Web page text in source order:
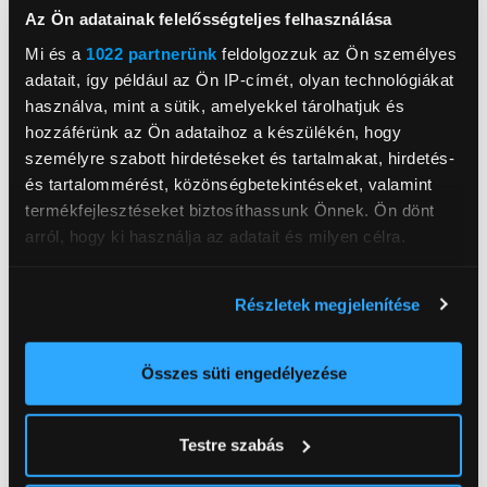
Az Ön adatainak felelősségteljes felhasználása
Mi és a 1022 partnerünk feldolgozzuk az Ön személyes
adatait, így például az Ön IP-címét, olyan technológiákat
használva, mint a sütik, amelyekkel tárolhatjuk és
hozzáférünk az Ön adataihoz a készülékén, hogy
személyre szabott hirdetéseket és tartalmakat, hirdetés-
és tartalommérést, közönségbetekintéseket, valamint
termékfejlesztéseket biztosíthassunk Önnek. Ön dönt
arról, hogy ki használja az adatait és milyen célra.
elhelyezkedéséről pár méteres pontossággal
Az Ön készülékén beazonosítása annak konkrét
módjairól és adja meg preferenciáit aRészletek
pontban. Bármikor módosíthatja vagy visszavonhatja a
Részletek megjelenítése
Összes süti engedélyezése
Testre szabás
www.chs.hu
info@chs.hu
2040, Budaörs, Vasút utca 15
Intel® Core™ i7-14650HX
Operációs rendszer
Nincs operációs rendszer
Memória mérete RAM
16 GB
1 000 GB
NVIDIA® GeForce RTX™
legtartósabb RTX laptopokban, a Max-Q által
optimalizálva.